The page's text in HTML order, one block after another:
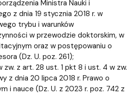
Ministra Nauki i
z dnia 19 stycznia 2018 r. w
trybu i warunków
w przewodzie doktorskim, w
oraz w postępowaniu o
(Dz. U. poz. 261);
zw. z art. 28 ust. 1 pkt 8 i ust. 4 w zw.
z dnia 20 lipca 2018 r. Prawo o
i nauce (Dz. U. z 2023 r. poz. 742 z